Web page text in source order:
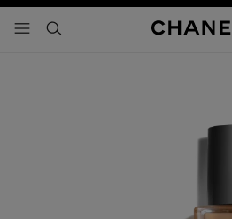
- navegación principal
buscar